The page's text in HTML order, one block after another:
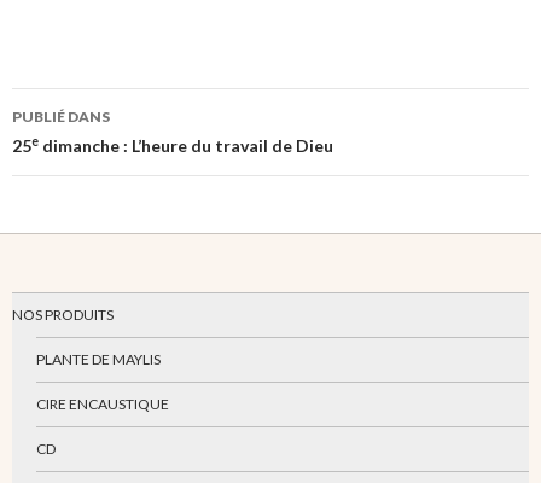
Navigation
des
PUBLIÉ DANS
25e dimanche : L’heure du travail de Dieu
NOS PRODUITS
PLANTE DE MAYLIS
CIRE ENCAUSTIQUE
CD